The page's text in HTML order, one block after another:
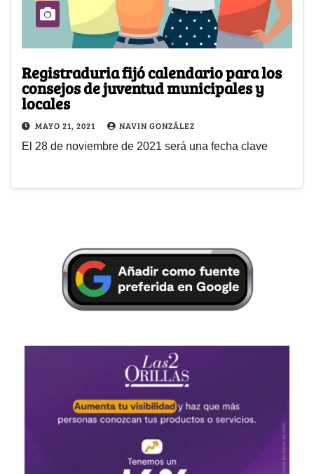
Registraduria fijó calendario para los
consejos de juventud municipales y
locales
MAYO 21, 2021 NAVIN GONZÁLEZ
El 28 de noviembre de 2021 será una fecha clave